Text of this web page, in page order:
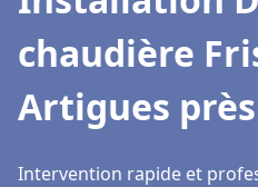
chaudière
Artigues
Intervention rapide et